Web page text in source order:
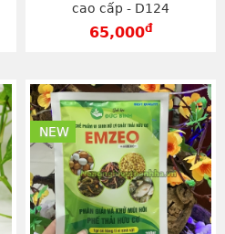
cao cấp - D124
65,000đ
NEW